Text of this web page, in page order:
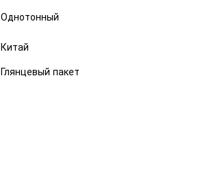
Однотонный
Китай
Глянцевый пакет